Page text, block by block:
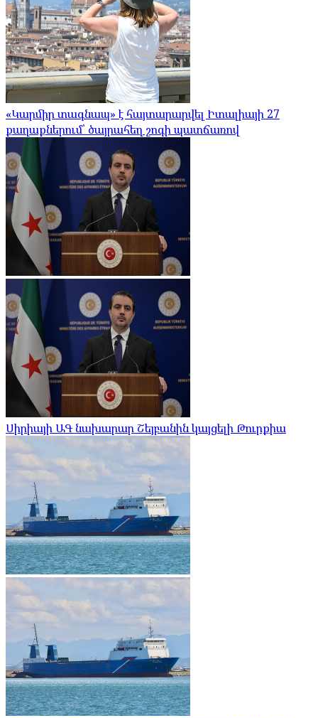
«Կարմիր տագնապ» է հայտարարվել Իտալիայի 27
քաղաքներում՝ ծայրահեղ շոգի պատճառով
Սիրիայի ԱԳ նախարար Շեյբանին կայցելի Թուրքիա